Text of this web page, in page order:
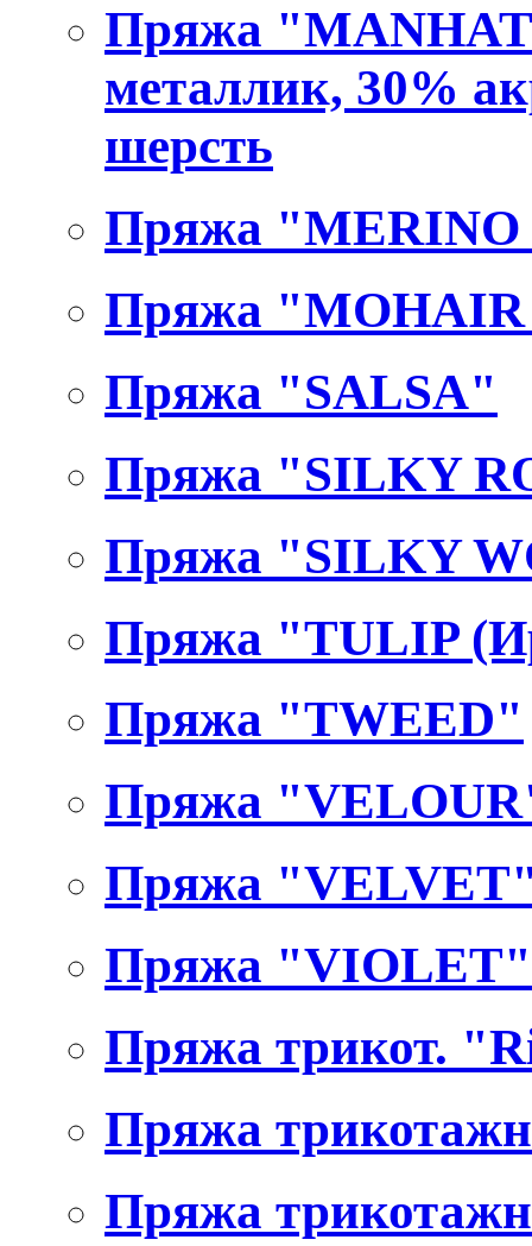
Пряжа
металлик, 30%
шерсть
Пряжа
Пряжа
Пряжа "SALSA"
Пряжа "SILKY
Пряжа "SILKY
Пряжа "TULIP
Пряжа "TWEED"
Пряжа
Пряжа
Пряжа "VIOLET"
Пряжа трикот.
Пряжа
Пряжа